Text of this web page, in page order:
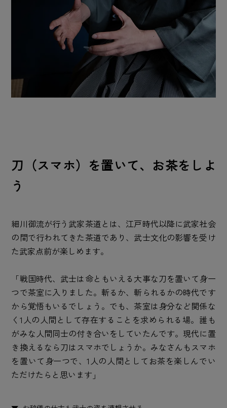
刀（スマホ）を置いて、お茶をしよ
う
細川御流が行う武家茶道とは、江戸時代以降に武家社会
の間で行われてきた茶道であり、武士文化の影響を受け
た武家点前が楽しめます。
「戦国時代、武士は命ともいえる大事な刀を置いて身一
つで茶室に入りました。斬るか、斬られるかの時代です
から覚悟もいるでしょう。でも、茶室は身分など関係な
く1人の人間として存在することを求められる場。誰も
がみな人間同士の付き合いをしていたんです。現代に置
き換えるなら刀はスマホでしょうか。みなさんもスマホ
を置いて身一つで、1人の人間としてお茶を楽しんでい
ただけたらと思います」